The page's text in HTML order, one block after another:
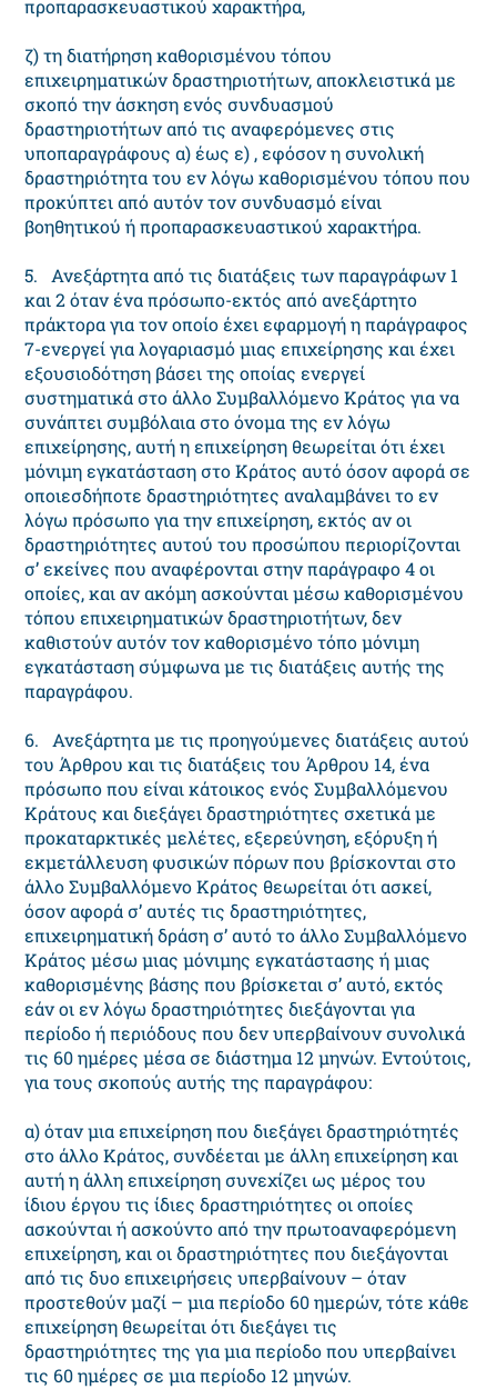
προπαρασκευαστικού χαρακτήρα,
ζ) τη διατήρηση καθορισμένου τόπου
επιχειρηματικών δραστηριοτήτων, αποκλειστικά με
σκοπό την άσκηση ενός συνδυασμού
δραστηριοτήτων από τις αναφερόμενες στις
υποπαραγράφους α) έως ε) , εφόσον η συνολική
δραστηριότητα του εν λόγω καθορισμένου τόπου που
προκύπτει από αυτόν τον συνδυασμό είναι
βοηθητικού ή προπαρασκευαστικού χαρακτήρα.
5. Ανεξάρτητα από τις διατάξεις των παραγράφων 1
και 2 όταν ένα πρόσωπο-εκτός από ανεξάρτητο
πράκτορα για τον οποίο έχει εφαρμογή η παράγραφος
7-ενεργεί για λογαριασμό μιας επιχείρησης και έχει
εξουσιοδότηση βάσει της οποίας ενεργεί
συστηματικά στο άλλο Συμβαλλόμενο Κράτος για να
συνάπτει συμβόλαια στο όνομα της εν λόγω
επιχείρησης, αυτή η επιχείρηση θεωρείται ότι έχει
μόνιμη εγκατάσταση στο Κράτος αυτό όσον αφορά σε
οποιεσδήποτε δραστηριότητες αναλαμβάνει το εν
λόγω πρόσωπο για την επιχείρηση, εκτός αν οι
δραστηριότητες αυτού του προσώπου περιορίζονται
σ’ εκείνες που αναφέρονται στην παράγραφο 4 οι
οποίες, και αν ακόμη ασκούνται μέσω καθορισμένου
τόπου επιχειρηματικών δραστηριοτήτων, δεν
καθιστούν αυτόν τον καθορισμένο τόπο μόνιμη
εγκατάσταση σύμφωνα με τις διατάξεις αυτής της
παραγράφου.
6. Ανεξάρτητα με τις προηγούμενες διατάξεις αυτού
του Άρθρου και τις διατάξεις του Άρθρου 14, ένα
πρόσωπο που είναι κάτοικος ενός Συμβαλλόμενου
Κράτους και διεξάγει δραστηριότητες σχετικά με
προκαταρκτικές μελέτες, εξερεύνηση, εξόρυξη ή
εκμετάλλευση φυσικών πόρων που βρίσκονται στο
άλλο Συμβαλλόμενο Κράτος θεωρείται ότι ασκεί,
όσον αφορά σ’ αυτές τις δραστηριότητες,
επιχειρηματική δράση σ’ αυτό το άλλο Συμβαλλόμενο
Κράτος μέσω μιας μόνιμης εγκατάστασης ή μιας
καθορισμένης βάσης που βρίσκεται σ’ αυτό, εκτός
εάν οι εν λόγω δραστηριότητες διεξάγονται για
περίοδο ή περιόδους που δεν υπερβαίνουν συνολικά
τις 60 ημέρες μέσα σε διάστημα 12 μηνών. Εντούτοις,
για τους σκοπούς αυτής της παραγράφου:
α) όταν μια επιχείρηση που διεξάγει δραστηριότητές
στο άλλο Κράτος, συνδέεται με άλλη επιχείρηση και
αυτή η άλλη επιχείρηση συνεχίζει ως μέρος του
ίδιου έργου τις ίδιες δραστηριότητες οι οποίες
ασκούνται ή ασκούντο από την πρωτοαναφερόμενη
επιχείρηση, και οι δραστηριότητες που διεξάγονται
από τις δυο επιχειρήσεις υπερβαίνουν – όταν
προστεθούν μαζί – μια περίοδο 60 ημερών, τότε κάθε
επιχείρηση θεωρείται ότι διεξάγει τις
δραστηριότητες της για μια περίοδο που υπερβαίνει
τις 60 ημέρες σε μια περίοδο 12 μηνών.